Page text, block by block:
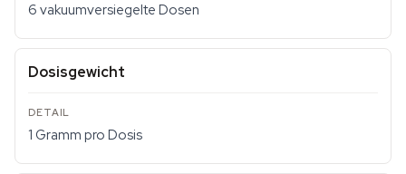
6 vakuumversiegelte Dosen
Dosisgewicht
1 Gramm pro Dosis